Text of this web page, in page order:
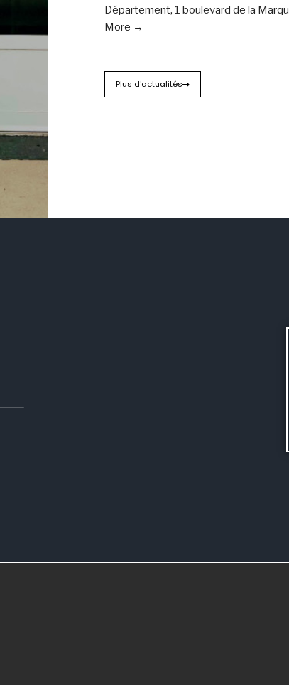
Département, 1 boulevard de la
More →
Plus d'actualités